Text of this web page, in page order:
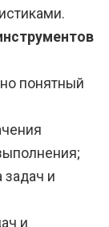
понятный
задач и
и